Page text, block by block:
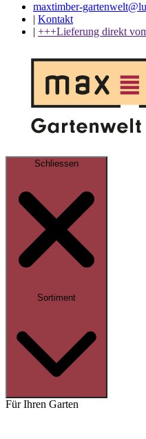
maxtimber-
| Kontakt
| +++Lieferung direkt
Schliessen
Sortiment
Für Ihren Garten